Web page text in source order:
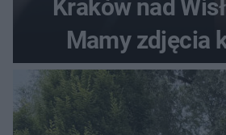
Kraków nad
Mamy zdjęcia